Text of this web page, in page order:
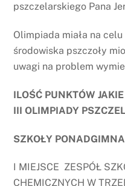
pszczelarskiego Pana
Olimpiada miała na
środowiska pszczoły
uwagi na problem
ILOŚĆ PUNKTÓW
III OLIMPIADY
SZKOŁY
I MIEJSCE ZESPÓŁ
CHEMICZNYCH W